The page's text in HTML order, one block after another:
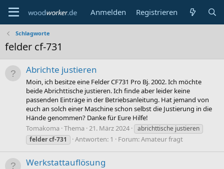
Anmelden Registrieren
Schlagworte
felder cf-731
Abrichte justieren
Moin, ich besitze eine Felder CF731 Pro Bj. 2002. Ich möchte
beide Abrichttische justieren. Ich finde aber leider keine
passenden Einträge in der Betriebsanleitung. Hat jemand von
euch an solch einer Maschine schon selbst die Justierung in die
Hände genommen? Danke für Eure Hilfe!
Tomakoma Thema 21. März 2024
abrichttische justieren
feldercf-731 Antworten: 1 Forum:Amateur fragt
Werkstattauflösung